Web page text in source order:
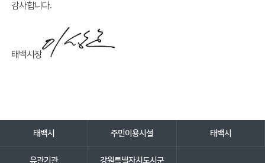
감사합니다.
태백시장
바로가기 서비스
태백시 주민이용시설 태백시
유관기관 강원특별자치도시군